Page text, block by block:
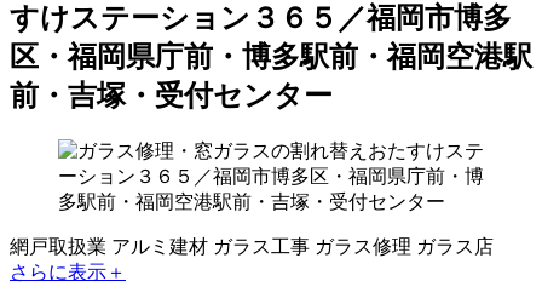
すけステーション３６５／福岡市博多
区・福岡県庁前・博多駅前・福岡空港駅
前・吉塚・受付センター
網戸取扱業 アルミ建材 ガラス工事 ガラス修理 ガラス店
さらに表示＋